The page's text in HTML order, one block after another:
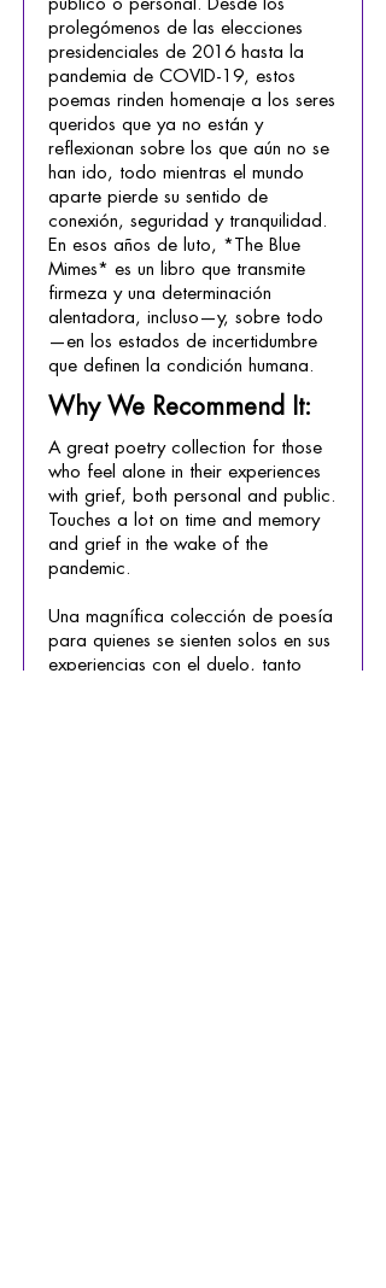
prolegómenos de las elecciones
presidenciales de 2016 hasta la
pandemia de COVID-19, estos
poemas rinden homenaje a los seres
queridos que ya no están y
reflexionan sobre los que aún no se
han ido, todo mientras el mundo
aparte pierde su sentido de
conexión, seguridad y tranquilidad.
En esos años de luto, *The Blue
Mimes* es un libro que transmite
firmeza y una determinación
alentadora, incluso—y, sobre todo
—en los estados de incertidumbre
que definen la condición humana.
Why We Recommend It:
A great poetry collection for those
who feel alone in their experiences
with grief, both personal and public.
Touches a lot on time and memory
and grief in the wake of the
pandemic.
Una magnífica colección de poesía
para quienes se sienten solos en sus
experiencias con el duelo, tanto